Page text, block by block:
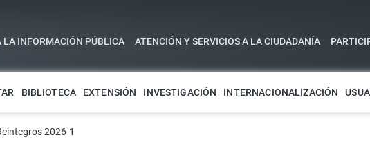
LA INFORMACIÓN PÚBLICA ATENCIÓN Y SERVICIOS A LA CIUDADANÍA
BIBLIOTECA EXTENSIÓN INVESTIGACIÓN INTERNACIONALIZACIÓN
2026-1